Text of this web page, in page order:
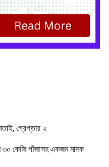
গ্রেপ্তার ২
৩০ কেজি গাঁজাসহ একজন মাদক